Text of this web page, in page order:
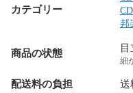
カテゴリー
CD
邦
商品の状態
細
配送料の負担 送